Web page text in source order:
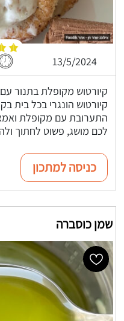
13/5/2024
קיורטוש מקופלת בתנור
קיורטוש הונגרי בכל בית
התערובת עם מקופלת
לכם מושג, פשוט לחתוך
כניסה למתכון
שמן כוסברה